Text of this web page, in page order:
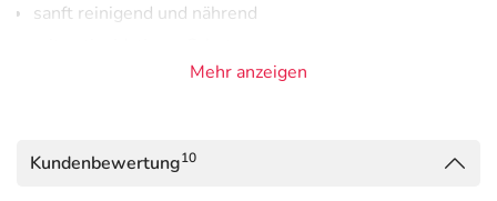
sanft reinigend und nährend
fördert gesundes Haarwachstum
vegan
Mehr anzeigen
Kundenbewertung10